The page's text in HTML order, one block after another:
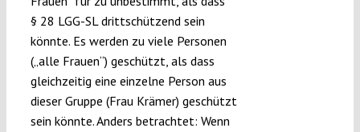
§ 28 LGG-SL drittschützend sein
könnte. Es werden zu viele Personen
(„alle Frauen“) geschützt, als dass
gleichzeitig eine einzelne Person aus
dieser Gruppe (Frau Krämer) geschützt
sein könnte. Anders betrachtet: Wenn